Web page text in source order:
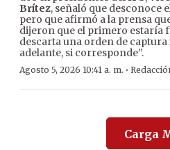
Brítez, señaló que desconoce
pero que afirmó a la prensa
dijeron que el primero estaría
descarta una orden de
adelante, si corresponde”.
Agosto 5, 2026 10:41 a. m. ·
Carga